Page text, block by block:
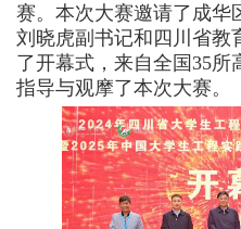
赛。本次大赛邀请了成华
刘晓虎副书记和四川省教
了开幕式，来自全国35所
指导与观摩了本次大赛。